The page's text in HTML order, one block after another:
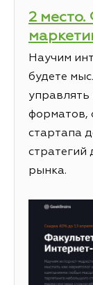
2 место.
Научим
будете
форматов,
стартапа
стратегий
рынка.